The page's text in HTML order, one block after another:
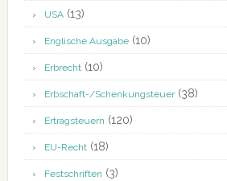
USA(13)
Englische Ausgabe(10)
Erbrecht(10)
Erbschaft-/Schenkungsteuer(38)
Ertragsteuern (120)
EU-Recht(18)
Festschriften (3)